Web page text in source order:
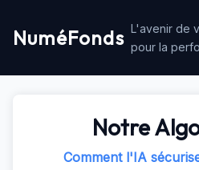
NuméFonds L'avenir de
pour la
Notre
Comment l'IA